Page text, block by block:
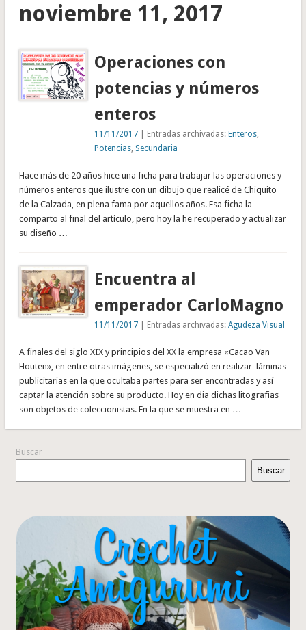
noviembre 11, 2017
Operaciones con
potencias y números
enteros
11/11/2017 | Entradas archivadas:Enteros
Potencias Secundaria
Hace más de 20 años hice una ficha para trabajar las operaciones y
números enteros que ilustre con un dibujo que realicé de Chiquito
de la Calzada, en plena fama por aquellos años. Esa ficha la
comparto al final del artículo, pero hoy la he recuperado y actualizar
su diseño …
Encuentra al
emperador CarloMagno
11/11/2017 | Entradas archivadas:Agudeza Visual
A finales del siglo XIX y principios del XX la empresa «Cacao Van
Houten», en entre otras imágenes, se especializó en realizar láminas
publicitarias en la que ocultaba partes para ser encontradas y así
captar la atención sobre su producto. Hoy en dia dichas litografias
son objetos de coleccionistas. En la que se muestra en …
Buscar
Buscar